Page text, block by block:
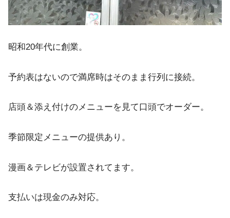
昭和20年代に創業。
予約表はないので満席時はそのまま行列に接続。
店頭＆添え付けのメニューを見て口頭でオーダー。
季節限定メニューの提供あり。
漫画＆テレビが設置されてます。
支払いは現金のみ対応。